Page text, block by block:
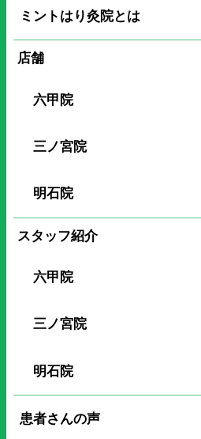
ミントはり灸院とは
店舗
六甲院
三ノ宮院
明石院
スタッフ紹介
六甲院
三ノ宮院
明石院
患者さんの声